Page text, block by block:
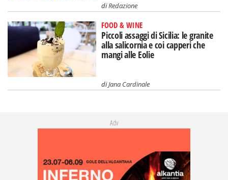
diRedazione
FOOD & WINE
Piccoli assaggi di Sicilia: le granite
alla salicornia e coi capperi che
mangi alle Eolie
diJana Cardinale
Adv